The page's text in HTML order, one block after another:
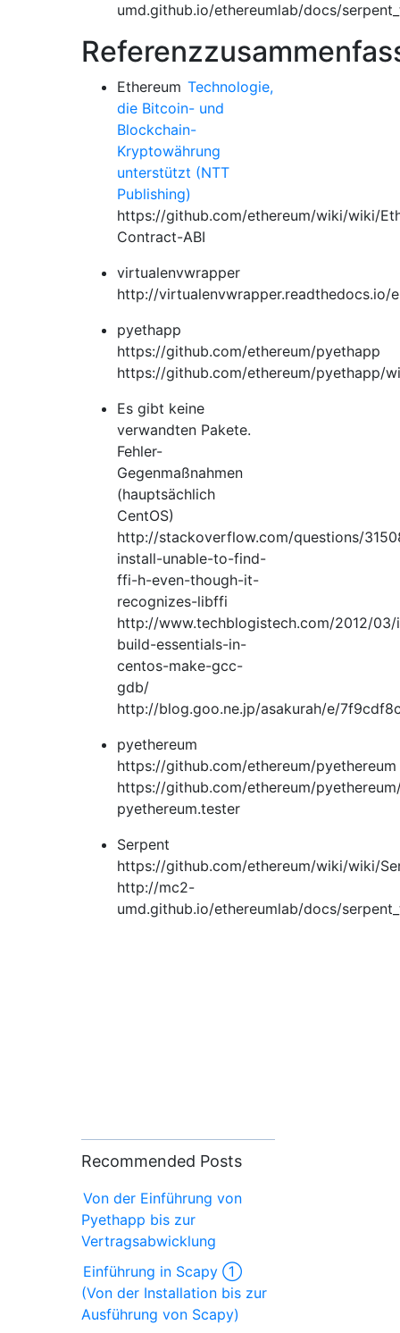
umd.github.io/ethereumlab/docs/
Ethereum Technologie,
die Bitcoin- und
Blockchain-
Kryptowährung
unterstützt (NTT
Publishing)
https://github.com/ethereum/wiki/wiki/
Contract-ABI
virtualenvwrapper
http://virtualenvwrapper.readthedocs.io/
pyethapp
https://github.com/ethereum/pyethapp
https://github.com/ethereum/pyethapp/
Es gibt keine
verwandten Pakete.
Fehler-
Gegenmaßnahmen
(hauptsächlich
CentOS)
http://stackoverflow.com/questions/
install-unable-to-find-
ffi-h-even-though-it-
recognizes-libffi
http://www.techblogistech.com/2012/
build-essentials-in-
centos-make-gcc-
gdb/
http://blog.goo.ne.jp/asakurah/e/
pyethereum
https://github.com/ethereum/pyethereum
https://github.com/ethereum/
pyethereum.tester
Serpent
https://github.com/ethereum/wiki/wiki/
http://mc2-
umd.github.io/ethereumlab/docs/
Recommended Posts
Von der Einführung von
Pyethapp bis zur
Vertragsabwicklung
Einführung in Scapy ①
(Von der Installation bis zur
Ausführung von Scapy)